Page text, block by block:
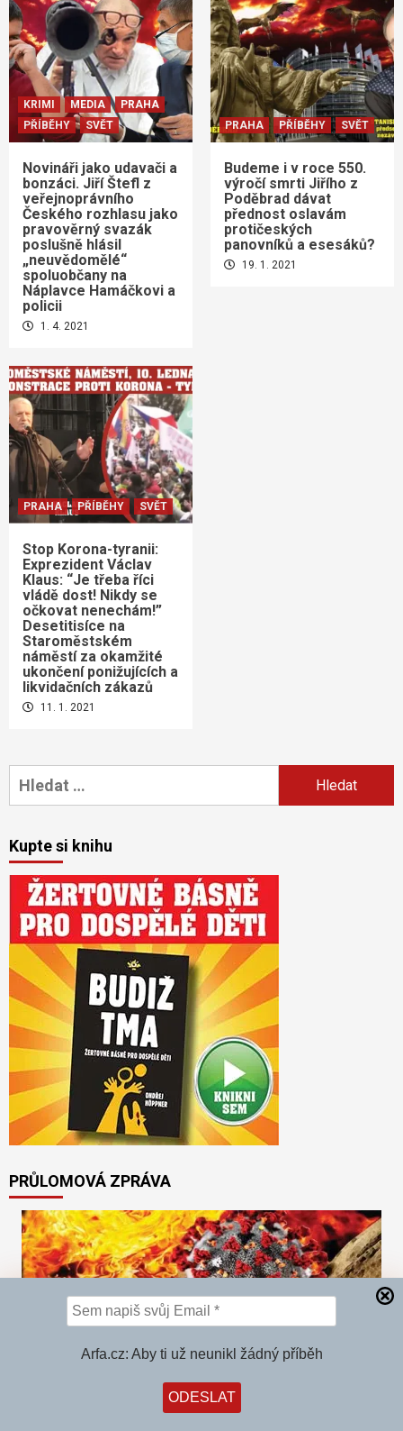
Arfa.cz: Aby ti už neunikl žádný příběh
KRIMI MEDIA
PRAHA
PŘÍBĚHY
SVĚT
Novináři jako udavači a
bonzáci. Jiří Štefl z
veřejnoprávního
Českého rozhlasu jako
pravověrný svazák
poslušně hlásil
„neuvědomělé“
spoluobčany na
Náplavce Hamáčkovi a
policii
1. 4. 2021
PRAHA PŘÍBĚHY SVĚT
Budeme i v roce 550.
výročí smrti Jiřího z
Poděbrad dávat
přednost oslavám
protičeských
panovníků a esesáků?
19. 1. 2021
PRAHA PŘÍBĚHY SVĚT
Stop Korona-tyranii:
Exprezident Václav
Klaus: “Je třeba říci
vládě dost! Nikdy se
očkovat nenechám!”
Desetitisíce na
Staroměstském
náměstí za okamžité
ukončení ponižujících a
likvidačních zákazů
11. 1. 2021
Vyhledávání
Kupte si knihu
PRŮLOMOVÁ ZPRÁVA